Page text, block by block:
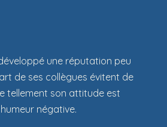
une réputation peu
de ses collègues évitent de
tellement son attitude est
négative.